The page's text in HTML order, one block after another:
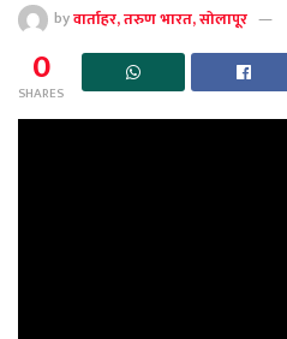
byवार्ताहर, तरुण भारत, सोलापूर
0
SHARES